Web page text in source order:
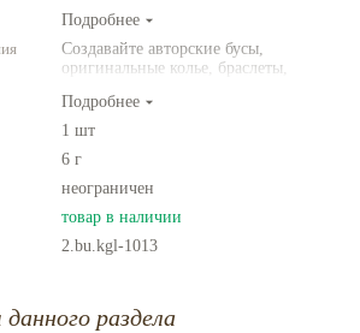
природного камня. Цвет и размер
товара может отличаться от
представленных на фото.
Подробнее
Создавайте авторские бусы,
оригинальные колье, браслеты,
Комбинируйте различные цвета и
размеры. Фантазируйте!
Подробнее
1 шт
6 г
неограничен
товар в наличии
2.bu.kgl-1013
раздела